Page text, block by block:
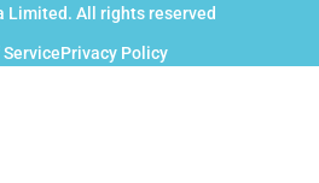
Limited. All rights reserved
Privacy Policy